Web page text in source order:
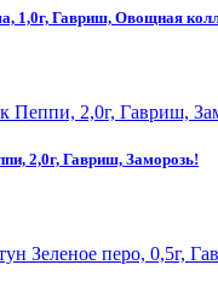
1,0г, Гавриш, Овощная
2,0г, Гавриш, Заморозь!